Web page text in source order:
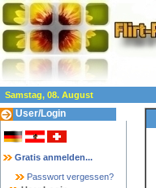
Samstag, 08. August
User/Login
Gratis anmelden...
Passwort vergessen?